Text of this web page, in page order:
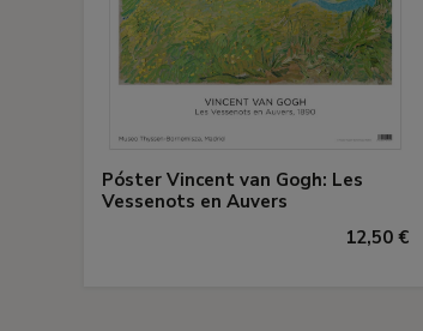
Póster Vincent van Gogh: Les
Vessenots en Auvers
12,50 €